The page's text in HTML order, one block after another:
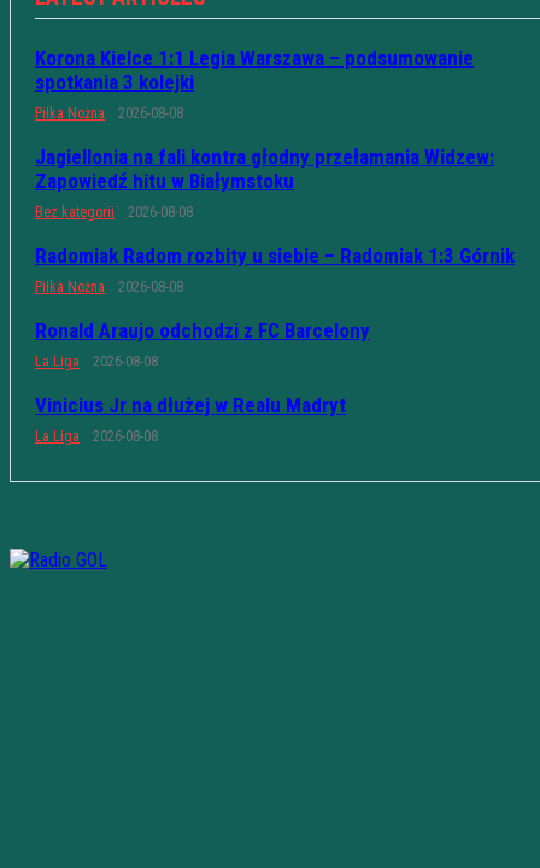
Korona Kielce 1:1 Legia Warszawa – podsumowanie
spotkania 3 kolejki
Piłka Nożna 2026-08-08
Jagiellonia na fali kontra głodny przełamania Widzew:
Zapowiedź hitu w Białymstoku
Bez kategorii 2026-08-08
Radomiak Radom rozbity u siebie – Radomiak 1:3 Górnik
Piłka Nożna 2026-08-08
Ronald Araujo odchodzi z FC Barcelony
La Liga 2026-08-08
Vinicius Jr na dłużej w Realu Madryt
La Liga 2026-08-08